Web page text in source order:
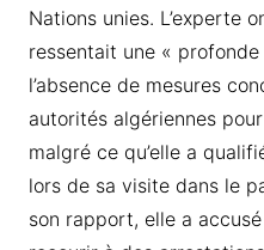
Nations unies. L’experte
ressentait une «
l’absence de mesures
autorités algériennes
malgré ce qu’elle a
lors de sa visite dans le
son rapport, elle a